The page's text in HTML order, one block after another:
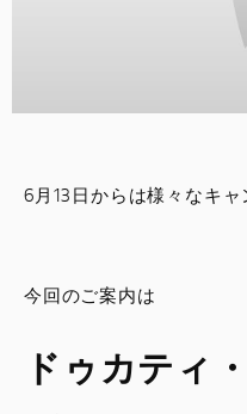
DUCATI OWNER’S CLUB
アパレル
6月13日からは様々なキャ
今回のご案内は
ドゥカティ